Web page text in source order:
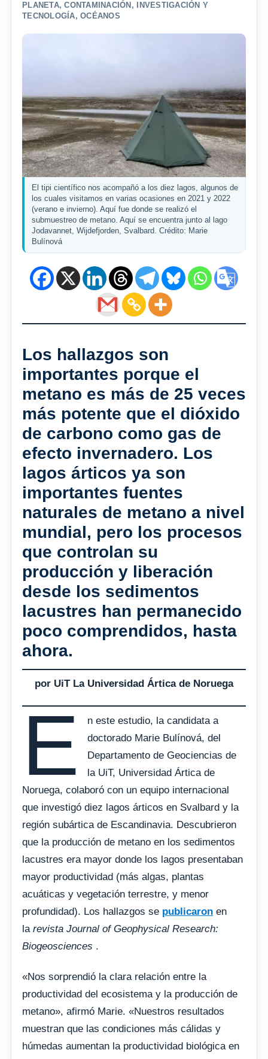
PLANETA,CONTAMINACIÓN ,
INVESTIGACIÓN Y
TECNOLOGÍA,OCÉANOS
El tipi científico nos acompañó a los diez lagos, algunos de
los cuales visitamos en varias ocasiones en 2021 y 2022
(verano e invierno). Aquí fue donde se realizó el
submuestreo de metano. Aquí se encuentra junto al lago
Jodavannet, Wijdefjorden, Svalbard. Crédito: Marie
Bulínová
Los hallazgos son
importantes porque el
metano es más de 25 veces
más potente que el dióxido
de carbono como gas de
efecto invernadero. Los
lagos árticos ya son
importantes fuentes
naturales de metano a nivel
mundial, pero los procesos
que controlan su
producción y liberación
desde los sedimentos
lacustres han permanecido
poco comprendidos, hasta
ahora.
por UiT La Universidad Ártica de Noruega
E
n este estudio, la candidata a
doctorado Marie Bulínová, del
Departamento de Geociencias de
la UiT, Universidad Ártica de
Noruega, colaboró con un equipo internacional
que investigó diez lagos árticos en Svalbard y la
región subártica de Escandinavia. Descubrieron
que la producción de metano en los sedimentos
lacustres era mayor donde los lagos presentaban
mayor productividad (más algas, plantas
acuáticas y vegetación terrestre, y menor
profundidad). Los hallazgos se publicaron en
la revista Journal of Geophysical Research:
Biogeosciences .
«Nos sorprendió la clara relación entre la
productividad del ecosistema y la producción de
metano», afirmó Marie. «Nuestros resultados
muestran que las condiciones más cálidas y
húmedas aumentan la productividad biológica en